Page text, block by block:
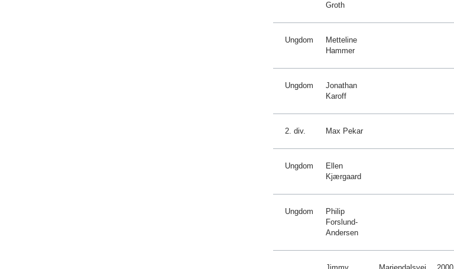
Groth
Ungdom
Metteline
Hammer
Ungdom
Jonathan
Karoff
2. div. Max Pekar
Ungdom
Ellen
Kjærgaard
Ungdom
Philip
Forslund-
Andersen